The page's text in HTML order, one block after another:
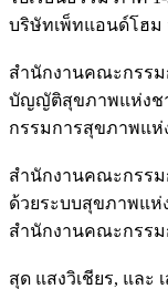
บริษัทเพ็ทแอนด์โฮม
สำนักงานคณะกรรม
บัญญัติสุขภาพแห่งช
กรรมการสุขภาพแห่
สำนักงานคณะกรรม
ด้วยระบบสุขภาพแห่
สำนักงานคณะกรร
สุด แสงวิเชียร, และ